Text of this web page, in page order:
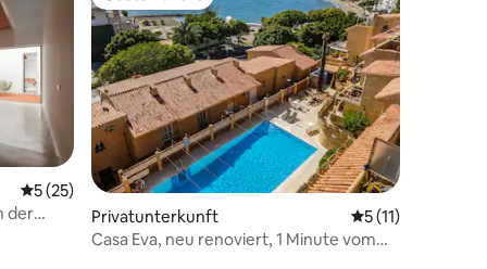
Durchschnittliche Bewertung: 5 von 5, 25 Bewertungen
5 (25)
der
Privatunterkunft Durchschnittliche
5 (11)
Casa Eva, neu renoviert, 1 Minute vom